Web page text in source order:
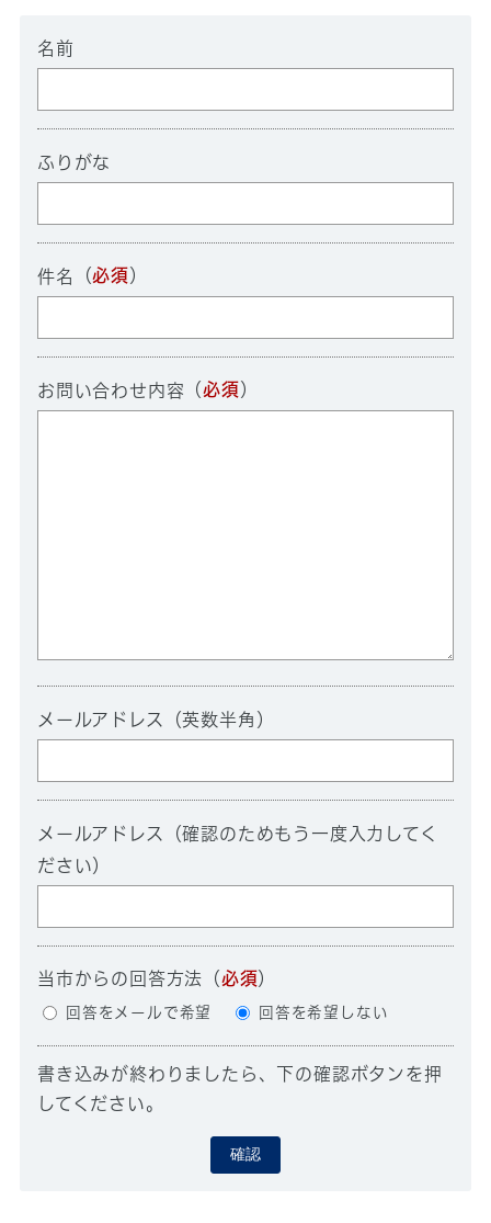
名前
ふりがな
件名 （必須 ）
お問い合わせ内容 （必須 ）
メールアドレス（英数半角）
メールアドレス（確認のためもう一度入力してく
ださい）
当市からの回答方法 （必須）
回答をメールで希望 回答を希望しない
書き込みが終わりましたら、下の確認ボタンを押
してください。
確認